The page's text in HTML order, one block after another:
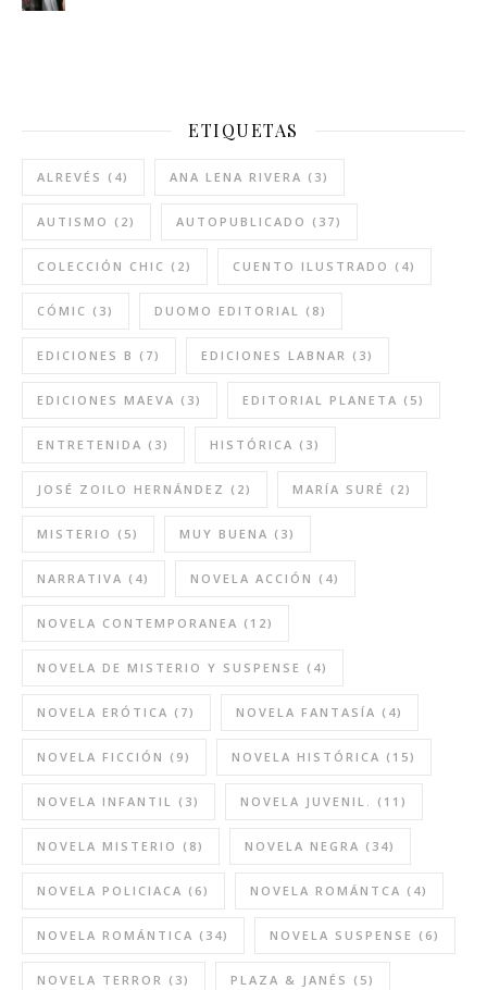
ETIQUETAS
ALREVÉS (4) ANA LENA RIVERA (3)
AUTISMO (2) AUTOPUBLICADO (37)
COLECCIÓN CHIC (2) CUENTO ILUSTRADO (4)
CÓMIC (3) DUOMO EDITORIAL (8)
EDICIONES B (7) EDICIONES LABNAR (3)
EDICIONES MAEVA (3) EDITORIAL PLANETA (5)
ENTRETENIDA (3) HISTÓRICA (3)
JOSÉ ZOILO HERNÁNDEZ (2) MARÍA SURÉ (2)
MISTERIO (5) MUY BUENA (3)
NARRATIVA (4) NOVELA ACCIÓN (4)
NOVELA CONTEMPORANEA (12)
NOVELA DE MISTERIO Y SUSPENSE (4)
NOVELA ERÓTICA (7) NOVELA FANTASÍA (4)
NOVELA FICCIÓN (9) NOVELA HISTÓRICA (15)
NOVELA INFANTIL (3) NOVELA JUVENIL. (11)
NOVELA MISTERIO (8) NOVELA NEGRA (34)
NOVELA POLICIACA (6) NOVELA ROMÁNTCA (4)
NOVELA ROMÁNTICA (34) NOVELA SUSPENSE (6)
NOVELA TERROR (3) PLAZA & JANÉS (5)